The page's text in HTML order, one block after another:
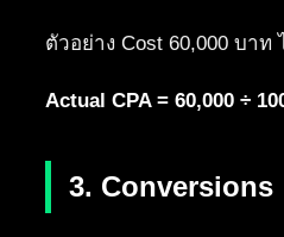
ตัวอย่าง Cost 60,000 บาท
Actual CPA = 60,000 ÷
3. Conversions